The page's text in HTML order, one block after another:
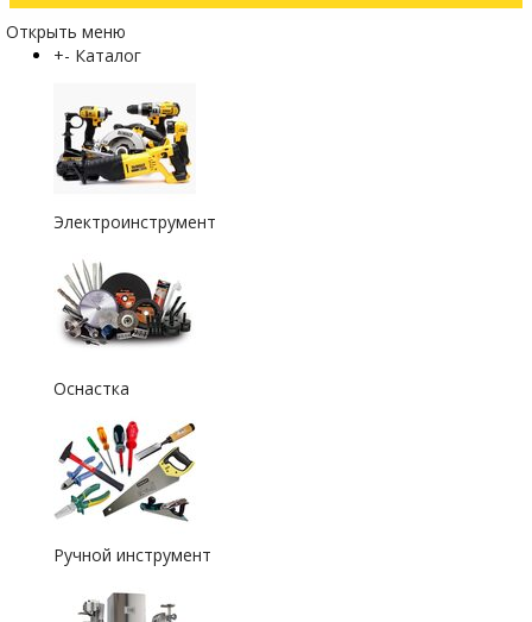
Открыть меню
+- Каталог
Электроинструмент
Оснастка
Ручной инструмент